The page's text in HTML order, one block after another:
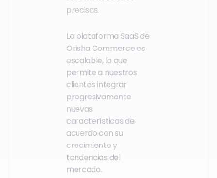
precisas.
La plataforma SaaS de
Orisha Commerce es
escalable, lo que
permite a nuestros
clientes integrar
progresivamente
nuevas
características de
acuerdo con su
crecimiento y
tendencias del
mercado.